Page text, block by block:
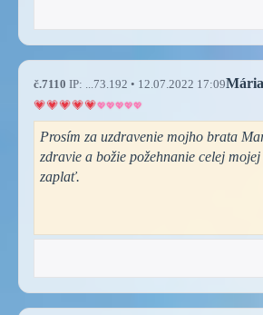
č.7110 IP: ...73.192 • 12.07.2022 17:09Mária
Prosím za uzdravenie mojho brata
zdravie a božie požehnanie celej
zaplať.